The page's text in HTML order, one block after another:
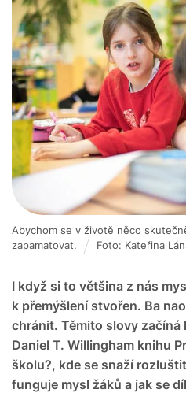
I když si to většina z nás
k přemýšlení stvořen. Ba
chránit. Těmito slovy
Daniel T. Willingham knihu
školu?, kde se snaží
funguje mysl žáků a jak se
Abychom se v životě něco
zapamatovat.
Foto: Kateřina